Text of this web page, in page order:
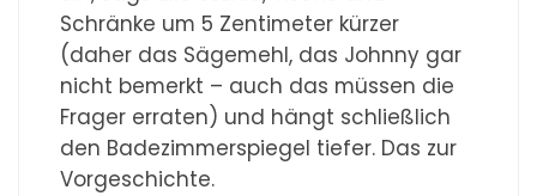
Schränke um 5 Zentimeter kürzer
(daher das Sägemehl, das Johnny gar
nicht bemerkt – auch das müssen die
Frager erraten) und hängt schließlich
den Badezimmerspiegel tiefer. Das zur
Vorgeschichte.